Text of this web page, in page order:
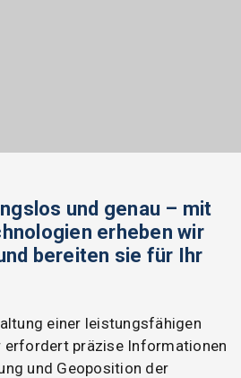
und genau – mit
erheben wir
bereiten sie für Ihr
einer leistungsfähigen
präzise Informationen
und Geoposition der